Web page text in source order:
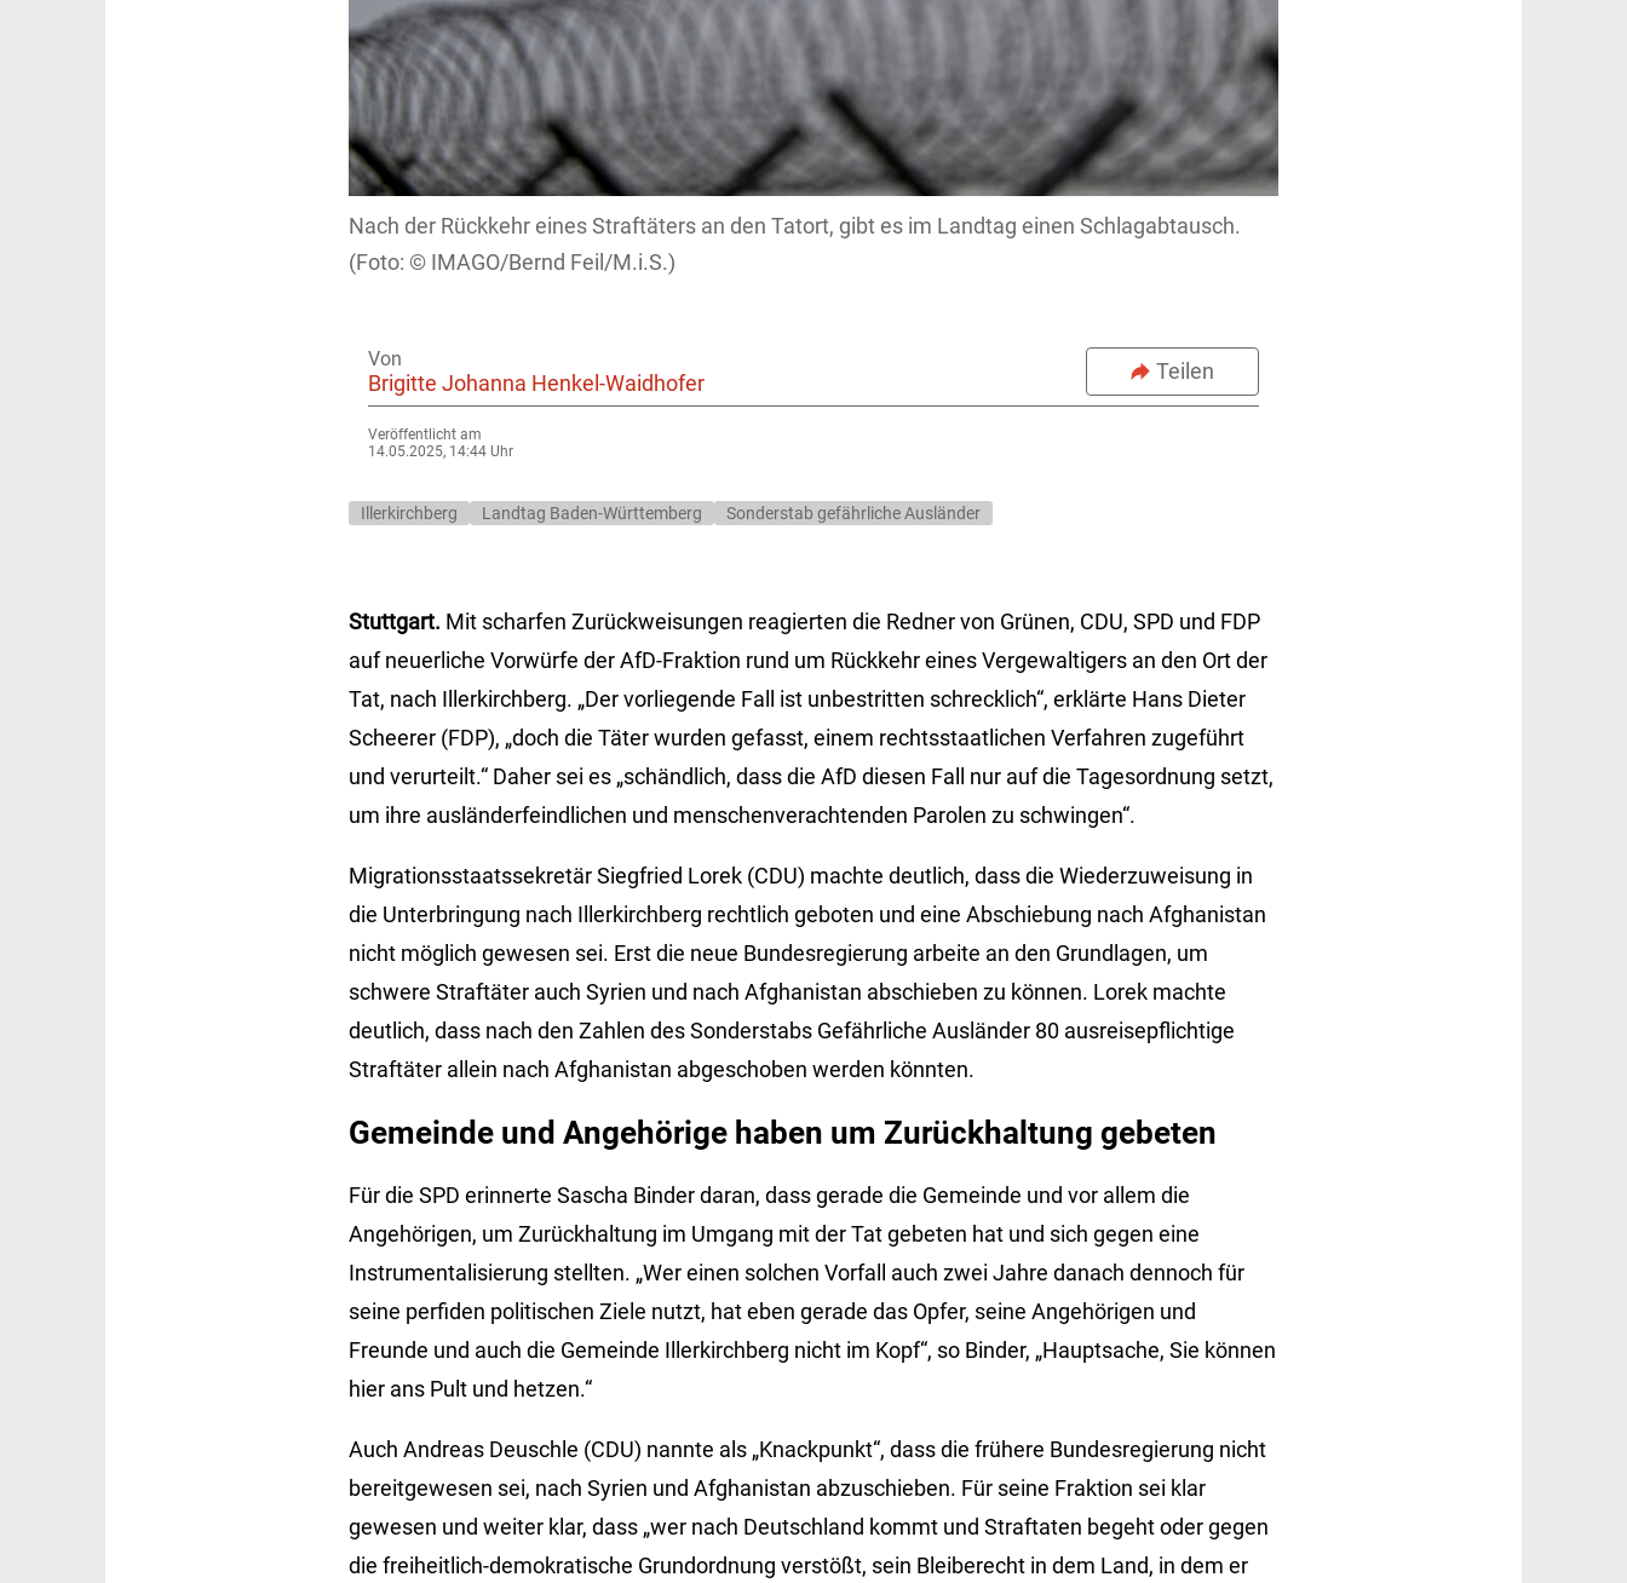
Nach der Rückkehr eines Straftäters an den Tatort, gibt es im Landtag einen Schlagabtausch.
IMAGO/Bernd Feil/M.i.S.)
Von
Brigitte Johanna Henkel-Waidhofer Teilen
Veröffentlicht am
14.05.2025, 14:44 Uhr
Illerkirchberg Landtag Baden-Württemberg Sonderstab gefährliche Ausländer
Stuttgart. Mit scharfen Zurückweisungen reagierten die Redner von Grünen, CDU, SPD und FDP
auf neuerliche Vorwürfe der AfD-Fraktion rund um Rückkehr eines Vergewaltigers an den Ort der
Tat, nach Illerkirchberg. „Der vorliegende Fall ist unbestritten schrecklich“, erklärte Hans Dieter
Scheerer (FDP), „doch die Täter wurden gefasst, einem rechtsstaatlichen Verfahren zugeführt
und verurteilt.“ Daher sei es „schändlich, dass die AfD diesen Fall nur auf die Tagesordnung setzt,
um ihre ausländerfeindlichen und menschenverachtenden Parolen zu schwingen“.
Migrationsstaatssekretär Siegfried Lorek (CDU) machte deutlich, dass die Wiederzuweisung in
die Unterbringung nach Illerkirchberg rechtlich geboten und eine Abschiebung nach Afghanistan
nicht möglich gewesen sei. Erst die neue Bundesregierung arbeite an den Grundlagen, um
schwere Straftäter auch Syrien und nach Afghanistan abschieben zu können. Lorek machte
deutlich, dass nach den Zahlen des Sonderstabs Gefährliche Ausländer 80 ausreisepflichtige
Straftäter allein nach Afghanistan abgeschoben werden könnten.
Gemeinde und Angehörige haben um Zurückhaltung gebeten
Für die SPD erinnerte Sascha Binder daran, dass gerade die Gemeinde und vor allem die
Angehörigen, um Zurückhaltung im Umgang mit der Tat gebeten hat und sich gegen eine
Instrumentalisierung stellten. „Wer einen solchen Vorfall auch zwei Jahre danach dennoch für
seine perfiden politischen Ziele nutzt, hat eben gerade das Opfer, seine Angehörigen und
Freunde und auch die Gemeinde Illerkirchberg nicht im Kopf“, so Binder, „Hauptsache, Sie können
hier ans Pult und hetzen.“
Auch Andreas Deuschle (CDU) nannte als „Knackpunkt“, dass die frühere Bundesregierung nicht
bereitgewesen sei, nach Syrien und Afghanistan abzuschieben. Für seine Fraktion sei klar
gewesen und weiter klar, dass „wer nach Deutschland kommt und Straftaten begeht oder gegen
die freiheitlich-demokratische Grundordnung verstößt, sein Bleiberecht in dem Land, in dem er